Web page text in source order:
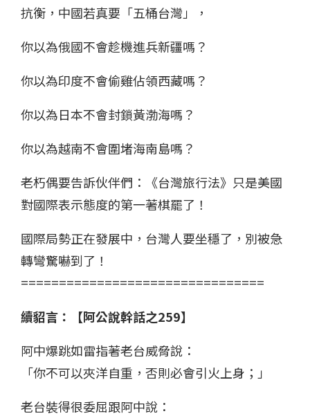
抗衡，中國若真要「五桶台灣」，
你以為俄國不會趁機進兵新疆嗎？
你以為印度不會偷雞佔領西藏嗎？
你以為日本不會封鎖黃渤海嗎？
你以為越南不會圍堵海南島嗎？
老朽偶要告訴伙伴們：《台灣旅行法》只是美國
對國際表示態度的第一著棋罷了！
國際局勢正在發展中，台灣人要坐穩了，別被急
轉彎驚嚇到了！
================================
續貂言：【阿公說幹話之259】
阿中爆跳如雷指著老台威脅說：
「你不可以夾洋自重，否則必會引火上身；」
老台裝得很委屈跟阿中說：